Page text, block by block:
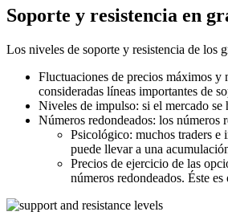
Soporte y resistencia en
Los niveles de soporte y resistencia de los
Fluctuaciones de precios máximos y
consideradas líneas importantes de
Niveles de impulso: si el mercado se
Números redondeados: los números
Psicológico: muchos traders e
puede llevar a una
Precios de ejercicio de las
números redondeados. Éste